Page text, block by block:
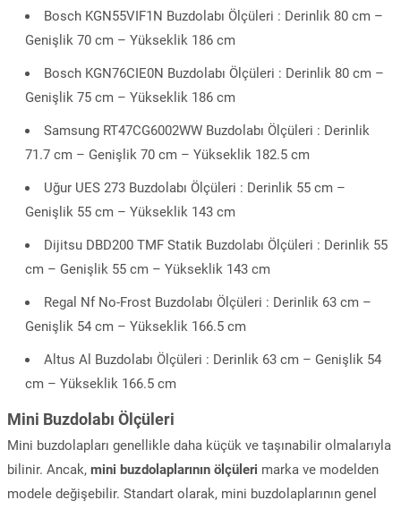
Bosch KGN55VIF1N Buzdolabı Ölçüleri : Derinlik 80 cm –
Genişlik 70 cm – Yükseklik 186 cm
Bosch KGN76CIE0N Buzdolabı Ölçüleri : Derinlik 80 cm –
Genişlik 75 cm – Yükseklik 186 cm
Samsung RT47CG6002WW Buzdolabı Ölçüleri : Derinlik
71.7 cm – Genişlik 70 cm – Yükseklik 182.5 cm
Uğur UES 273 Buzdolabı Ölçüleri : Derinlik 55 cm –
Genişlik 55 cm – Yükseklik 143 cm
Dijitsu DBD200 TMF Statik Buzdolabı Ölçüleri : Derinlik 55
cm – Genişlik 55 cm – Yükseklik 143 cm
Regal Nf No-Frost Buzdolabı Ölçüleri : Derinlik 63 cm –
Genişlik 54 cm – Yükseklik 166.5 cm
Altus Al Buzdolabı Ölçüleri : Derinlik 63 cm – Genişlik 54
cm – Yükseklik 166.5 cm
Mini Buzdolabı Ölçüleri
Mini buzdolapları genellikle daha küçük ve taşınabilir olmalarıyla
bilinir. Ancak, mini buzdolaplarının ölçüleri marka ve modelden
modele değişebilir. Standart olarak, mini buzdolaplarının genel